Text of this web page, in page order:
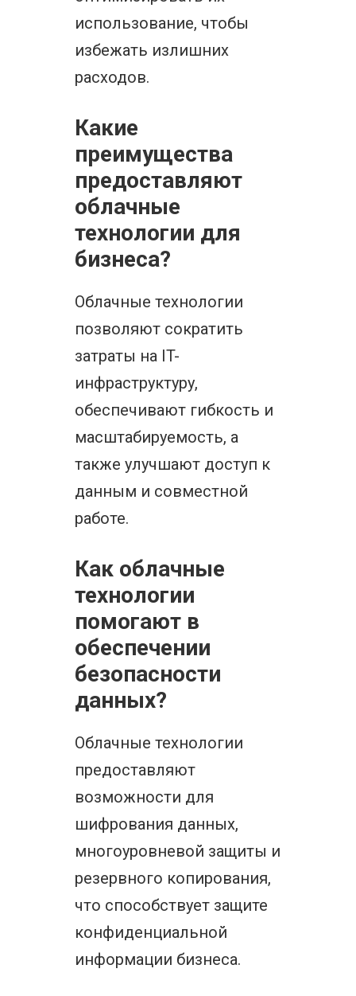
использование, чтобы
избежать излишних
расходов.
Какие
преимущества
предоставляют
облачные
технологии для
бизнеса?
Облачные технологии
позволяют сократить
затраты на IT-
инфраструктуру,
обеспечивают гибкость и
масштабируемость, а
также улучшают доступ к
данным и совместной
работе.
Как облачные
технологии
помогают в
обеспечении
безопасности
данных?
Облачные технологии
предоставляют
возможности для
шифрования данных,
многоуровневой защиты и
резервного копирования,
что способствует защите
конфиденциальной
информации бизнеса.